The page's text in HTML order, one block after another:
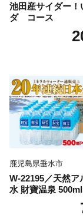
池田産サイダー！
ダ コース
鹿児島県垂水市
W-22195／天然ア
水 財寶温泉